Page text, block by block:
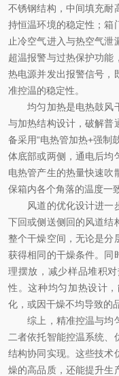
不锈钢结构，中间填充耐
持恒温环境的稳定性；箱
止冷空气进入与热空气
超温报警与过热保护功能
热电源并发出报警信号，
准控温的稳定性。
均匀加热是电热鼓风干
与加热结构设计，破解普
备采用“电热管加热+强制
体底部或两侧，通电后均
电热管产生的热量快速吹
保箱内各个角落的温度一
风道的优化设计进一步
下回或侧送侧回的风道结
整个干燥空间，无论是分
获得相同的干燥条件。同
理摆放，减少样品堆积
性。这种均匀加热设计
化，或因干燥不均导致的
综上，精准控温与均匀
二者依托智能控温系统、
结构协同实现。这些技术
燥的高品质，还能提升生